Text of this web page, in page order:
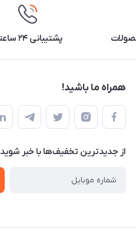
پشتیبانی ۲۴ ساعته
همراه ما باشید!
از جدید‌ترین تخفیف‌ها با‌ خبر شوید